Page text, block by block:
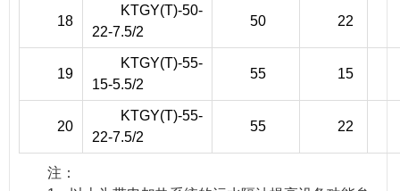
18
KTGY(T)-50-
22-7.5/2
50 22
19
KTGY(T)-55-
15-5.5/2
55 15
20
KTGY(T)-55-
22-7.5/2
55 22
注：